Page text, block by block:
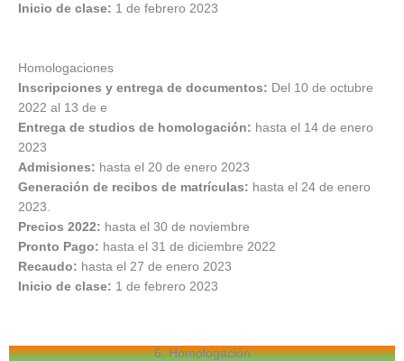
Inicio de clase: 1 de febrero 2023
Homologaciones
Inscripciones y entrega de documentos: Del 10 de octubre
2022 al 13 de e
Entrega de studios de homologación: hasta el 14 de enero
2023
Admisiones: hasta el 20 de enero 2023
Generación de recibos de matrículas: hasta el 24 de enero
2023.
Precios 2022: hasta el 30 de noviembre
Pronto Pago: hasta el 31 de diciembre 2022
Recaudo: hasta el 27 de enero 2023
Inicio de clase: 1 de febrero 2023
6. Homologación